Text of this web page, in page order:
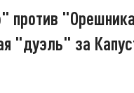
против
"дуэль" за